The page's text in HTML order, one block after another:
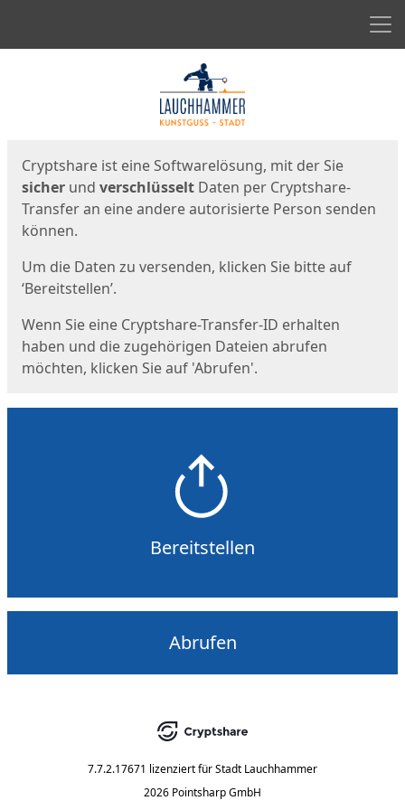
Cryptshare ist eine Softwarelösung, mit der Sie
sicher und verschlüsselt Daten per Cryptshare-
Transfer an eine andere autorisierte Person senden
können.
Um die Daten zu versenden, klicken Sie bitte auf
‘Bereitstellen’.
Wenn Sie eine Cryptshare-Transfer-ID erhalten
haben und die zugehörigen Dateien abrufen
möchten, klicken Sie auf 'Abrufen'.
Bereitstellen
Abrufen
7.7.2.17671 lizenziert fürStadt Lauchhammer
2026 Pointsharp GmbH